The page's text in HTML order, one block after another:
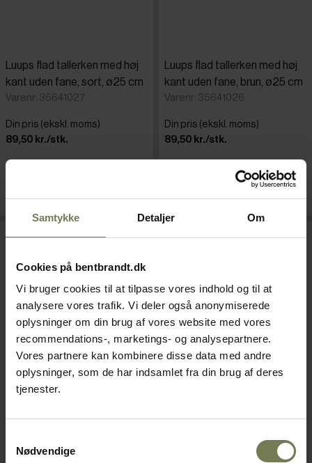
Samtykke Detaljer Om
Cookies på bentbrandt.dk
Vi bruger cookies til at tilpasse vores indhold og til at
analysere vores trafik. Vi deler også anonymiserede
oplysninger om din brug af vores website med vores
recommendations-, marketings- og analysepartnere.
Vores partnere kan kombinere disse data med andre
oplysninger, som de har indsamlet fra din brug af deres
tjenester.
Nødvendige
Luups flad tallerken med høj
kant uden fane, sort, ø25 cm
Varenr: 35641027
Din pris (ekskl. moms)
89,50 kr./stk.
Læg i kurv
Luups flad tallerken med høj
kant uden fane, brun, ø25 cm
Varenr: 35641026
Din pris (ekskl. moms)
89,50 kr./stk.
Læg i kurv
kant uden fane, grøn, ø25 cm
200 cl, ø22,5 cm